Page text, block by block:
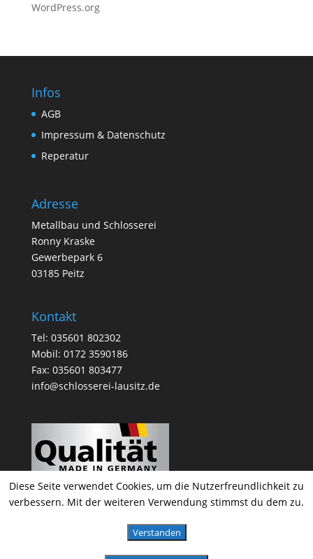
WordPress.org
Infos
AGB
Impressum & Datenschutz
Reperatur
Adresse
Metallbau und Schlosserei
Ronny Kraske
Gewerbepark 6
03185 Peitz
Kontakt
Tel: 035601 802302
Mobil: 0172 3590186
Fax: 035601 803477
info@schlosserei-lausitz.de
Diese Seite verwendet Cookies, um die Nutzerfreundlichkeit zu
verbessern. Mit der weiteren Verwendung stimmst du dem zu.
Verstanden